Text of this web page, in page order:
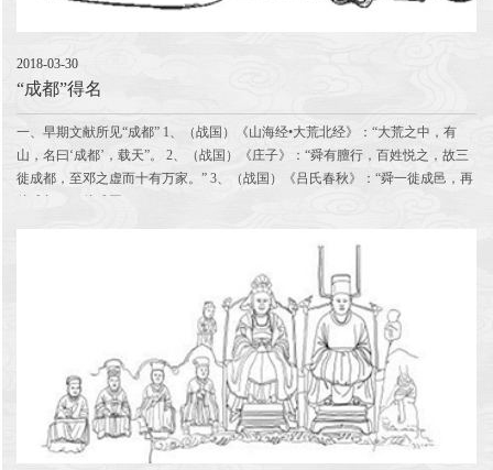
2018-03-30
“成都”得名
一、早期文献所见“成都” 1、（战国）《山海经•大荒北经》：“大荒之中，有
山，名曰‘成都’，载天”。 2、（战国）《庄子》：“舜有膻行，百姓悦之，故三
徙成都，至邓之虚而十有万家。” 3、（战国）《吕氏春秋》：“舜一徙成邑，再